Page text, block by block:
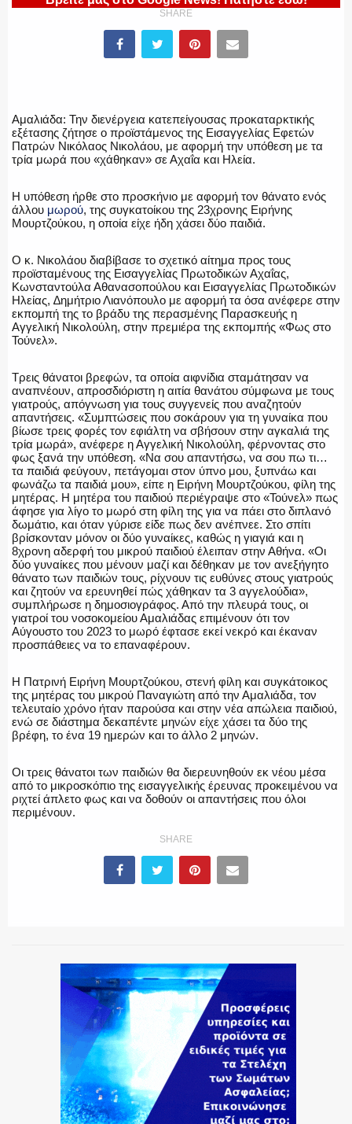
ΕΚΑΒ
ΑΣΤΥΝΟΜΙΚΟ ΡΕΠΟΡΤΑΖ
Η ΦΩΝΗ ΣΟΥ
ΟΠΛΑ/ΕΞΟΠΛΙΣΜΟΣ
ΟΜΑΔΕΣ ΕΛ.ΑΣ.
SHARE
Αμαλιάδα: Την διενέργεια κατεπείγουσας προκαταρκτικής
εξέτασης ζήτησε ο προϊστάμενος της Εισαγγελίας Εφετών
Πατρών Νικόλαος Νικολάου, με αφορμή την υπόθεση με τα
τρία μωρά που «χάθηκαν» σε Αχαΐα και Ηλεία.
Η υπόθεση ήρθε στο προσκήνιο με αφορμή τον θάνατο ενός
άλλου μωρού, της συγκατοίκου της 23χρονης Ειρήνης
Μουρτζούκου, η οποία είχε ήδη χάσει δύο παιδιά.
Ο κ. Νικολάου διαβίβασε το σχετικό αίτημα προς τους
προϊσταμένους της Εισαγγελίας Πρωτοδικών Αχαΐας,
Κωνσταντούλα Αθανασοπούλου και Εισαγγελίας Πρωτοδικών
Ηλείας, ∆ημήτριο Λιανόπουλο με αφορμή τα όσα ανέφερε στην
εκπομπή της το βράδυ της περασμένης Παρασκευής η
Αγγελική Νικολούλη, στην πρεμιέρα της εκπομπής «Φως στο
Τούνελ».
Τρεις θάνατοι βρεφών, τα οποία αιφνίδια σταμάτησαν να
αναπνέουν, απροσδιόριστη η αιτία θανάτου σύμφωνα με τους
γιατρούς, απόγνωση για τους συγγενείς που αναζητούν
απαντήσεις. «Συμπτώσεις που σοκάρουν για τη γυναίκα που
βίωσε τρεις φορές τον εφιάλτη να σβήσουν στην αγκαλιά της
τρία μωρά», ανέφερε η Αγγελική Νικολούλη, φέρνοντας στο
φως ξανά την υπόθεση. «Να σου απαντήσω, να σου πω τι…
τα παιδιά φεύγουν, πετάγομαι στον ύπνο μου, ξυπνάω και
φωνάζω τα παιδιά μου», είπε η Ειρήνη Μουρτζούκου, φίλη της
μητέρας. Η μητέρα του παιδιού περιέγραψε στο «Τούνελ» πως
άφησε για λίγο το μωρό στη φίλη της για να πάει στο διπλανό
δωμάτιο, και όταν γύρισε είδε πως δεν ανέπνεε. Στο σπίτι
βρίσκονταν μόνον οι δύο γυναίκες, καθώς η γιαγιά και η
8χρονη αδερφή του μικρού παιδιού έλειπαν στην Αθήνα. «Οι
δύο γυναίκες που μένουν μαζί και δέθηκαν με τον ανεξήγητο
θάνατο των παιδιών τους, ρίχνουν τις ευθύνες στους γιατρούς
και ζητούν να ερευνηθεί πώς χάθηκαν τα 3 αγγελούδια»,
συμπλήρωσε η δημοσιογράφος. Από την πλευρά τους, οι
γιατροί του νοσοκομείου Αμαλιάδας επιμένουν ότι τον
Αύγουστο του 2023 το μωρό έφτασε εκεί νεκρό και έκαναν
προσπάθειες να το επαναφέρουν.
Η Πατρινή Ειρήνη Μουρτζούκου, στενή φίλη και συγκάτοικος
της μητέρας του μικρού Παναγιώτη από την Αμαλιάδα, τον
τελευταίο χρόνο ήταν παρούσα και στην νέα απώλεια παιδιού,
ενώ σε διάστημα δεκαπέντε μηνών είχε χάσει τα δύο της
βρέφη, το ένα 19 ημερών και το άλλο 2 μηνών.
Οι τρεις θάνατοι των παιδιών θα διερευνηθούν εκ νέου μέσα
από το μικροσκόπιο της εισαγγελικής έρευνας προκειμένου να
ριχτεί άπλετο φως και να δοθούν οι απαντήσεις που όλοι
περιμένουν.
SHARE